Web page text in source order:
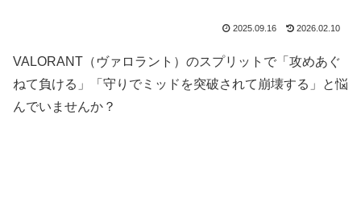
2025.09.16 2026.02.10
VALORANT（ヴァロラント）のスプリットで「攻めあぐ
ねて負ける」「守りでミッドを突破されて崩壊する」と悩
んでいませんか？